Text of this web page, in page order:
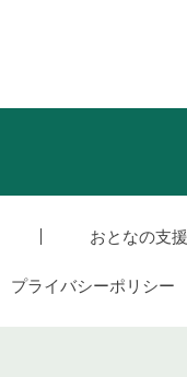
おとなの支援
プライバシーポリシー